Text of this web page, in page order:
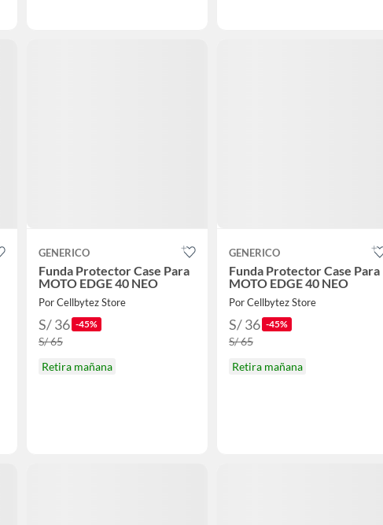
GENERICO
Funda Protector Case Para
MOTO EDGE 40 NEO
Por Cellbytez Store
S/ 36 -45%
S/ 65
Retira mañana
GENERICO
Funda Protector Case Para
MOTO EDGE 40 NEO
Por Cellbytez Store
S/ 36 -45%
S/ 65
Retira mañana